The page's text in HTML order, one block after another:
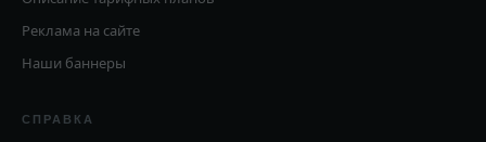
Реклама на сайте
Наши баннеры
СПРАВКА